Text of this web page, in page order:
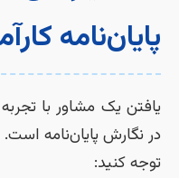
پایان‌نامه
یافتن یک مشاور با
در نگارش پایان‌نامه است.
توجه کنید: